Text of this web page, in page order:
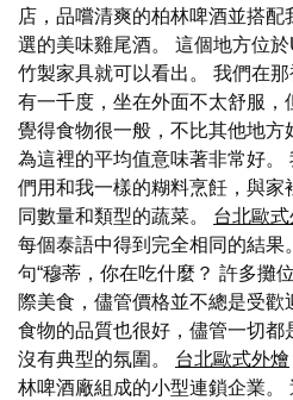
店，品嚐清爽的柏林啤酒並搭
選的美味雞尾酒。 這個地方位
竹製家具就可以看出。 我們在
有一千度，坐在外面不太舒服，
覺得食物很一般，不比其他地方
為這裡的平均值意味著非常好。
們用和我一樣的糊料烹飪，與家
同數量和類型的蔬菜。 台北歐式
每個泰語中得到完全相同的結果
句“穆蒂，你在吃什麼？ 許多攤
際美食，儘管價格並不總是受歡
食物的品質也很好，儘管一切
沒有典型的氛圍。 台北歐式外燴
林啤酒廠組成的小型連鎖企業。